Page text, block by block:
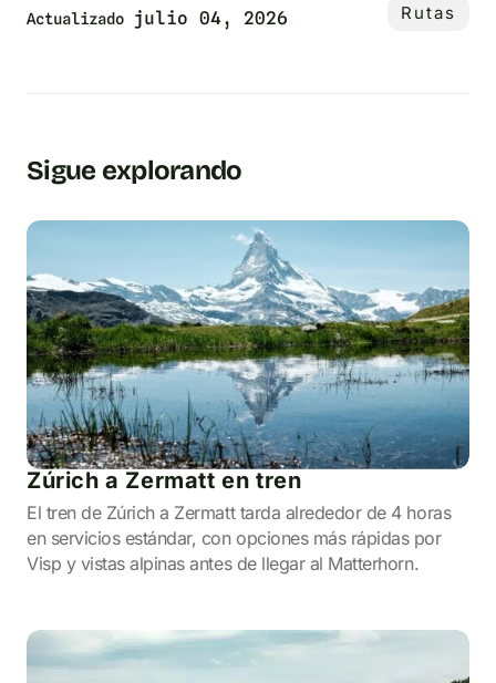
Actualizado julio 04, 2026 Rutas
Sigue explorando
Zúrich a Zermatt en tren
El tren de Zúrich a Zermatt tarda alrededor de 4 horas
en servicios estándar, con opciones más rápidas por
Visp y vistas alpinas antes de llegar al Matterhorn.